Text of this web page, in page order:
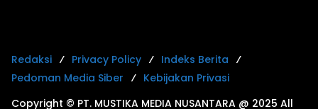
Redaksi Privacy Policy
Indeks Berita
Pedoman Media Siber
Kebijakan Privasi
Copyright © PT. MUSTIKA MEDIA NUSANTARA @ 2025 All